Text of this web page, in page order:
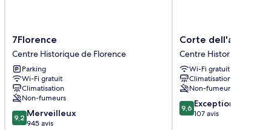
7Florence
Centre
Historique
de
Florence
7Florence
Centre Historique de Florence
Parking
Wi-Fi gratuit
Climatisation
Non-fumeurs
9.2
sur
9,2 Merveilleux
945 avis
Corte
dell'albero
Centre
Historique
de
Florence
Corte dell'albero
Centre Historique de
Wi-Fi gratuit
Climatisation
Non-fumeurs
9.6
sur
9,6 Exceptionnel
107 avis